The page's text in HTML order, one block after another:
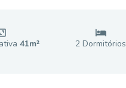
41m² 2 Dormitórios